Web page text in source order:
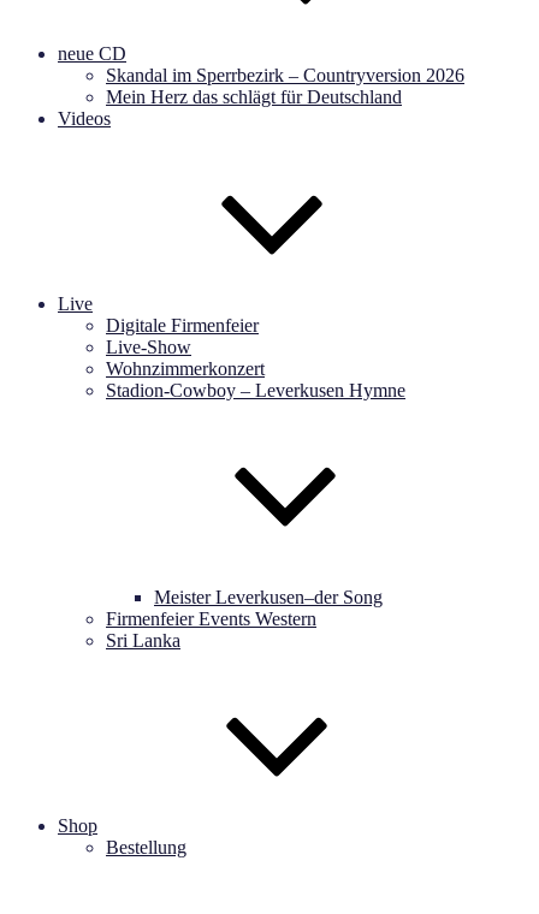
neue CD
Skandal im Sperrbezirk – Countryversion 2026
Mein Herz das schlägt für Deutschland
Videos
Live
Digitale Firmenfeier
Live-Show
Wohnzimmerkonzert
Stadion-Cowboy – Leverkusen Hymne
Meister Leverkusen–der Song
Firmenfeier Events Western
Sri Lanka
Shop
Bestellung